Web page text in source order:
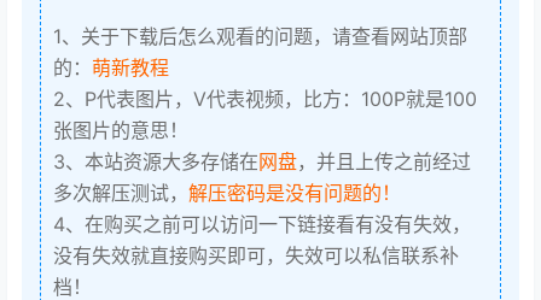
1、关于下载后怎么观看的问题，请查看网站顶部
的： 萌新教程
2、P代表图片，V代表视频，比方：100P就是100
张图片的意思！
3、本站资源大多存储在网盘，并且上传之前经过
多次解压测试， 解压密码是没有问题的！
4、在购买之前可以访问一下链接看有没有失效，
没有失效就直接购买即可，失效可以私信联系补
档！